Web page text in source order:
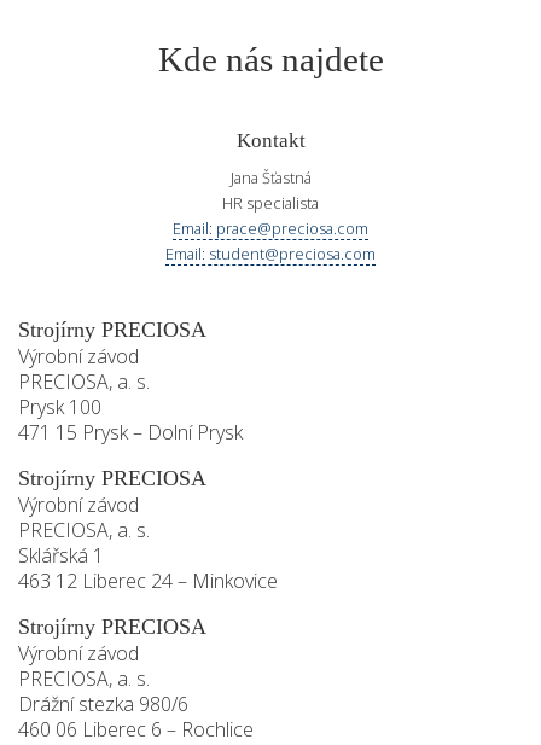
Kde nás najdete
Kontakt
Jana Šťastná
HR specialista
Email: prace@preciosa.com
Email: student@preciosa.com
Strojírny PRECIOSA
Výrobní závod
PRECIOSA, a. s.
Prysk 100
471 15 Prysk – Dolní Prysk
Strojírny PRECIOSA
Výrobní závod
PRECIOSA, a. s.
Sklářská 1
463 12 Liberec 24 – Minkovice
Strojírny PRECIOSA
Výrobní závod
PRECIOSA, a. s.
Drážní stezka 980/6
460 06 Liberec 6 – Rochlice